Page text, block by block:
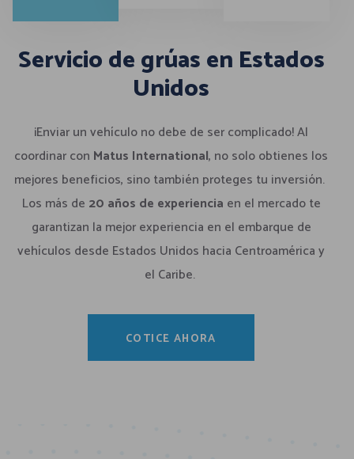
Servicio de grúas en Estados
Unidos
¡Enviar un vehículo no debe de ser complicado! Al
coordinar con Matus International, no solo obtienes los
mejores beneficios, sino también proteges tu inversión.
Los más de 20 años de experiencia en el mercado te
garantizan la mejor experiencia en el embarque de
vehículos desde Estados Unidos hacia Centroamérica y
el Caribe.
COTICE AHORA